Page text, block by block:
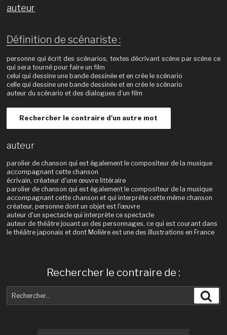
auteur
Définition de scénariste :
personne qui écrit des scénarios, textes décrivant scène par scène ce
qui sera tourné pour faire un film
celui qui dessine une bande dessinée et en crée le scénario
celle qui dessine une bande dessinée et en crée le scénario
auteur du scénario et des dialogues d’un film
Rechercher le contraire d'un autre mot
auteur
parolier de chanson qui est également le compositeur de la musique
accompagnant cette chanson
écrivain, créateur d'une œuvre littéraire
parolier de chanson qui est également le compositeur de la musique
accompagnant cette chanson et qui interprète cette même chanson
créateur, personne dont un objet est l'œuvre
auteur d'un spectacle qui interprète ce spectacle
auteur de théâtre jouant un des personnages, ce qui est courant dans
le théâtre japonais et dont Molière est une des illustrations en France
Rechercher le contraire de :
pour